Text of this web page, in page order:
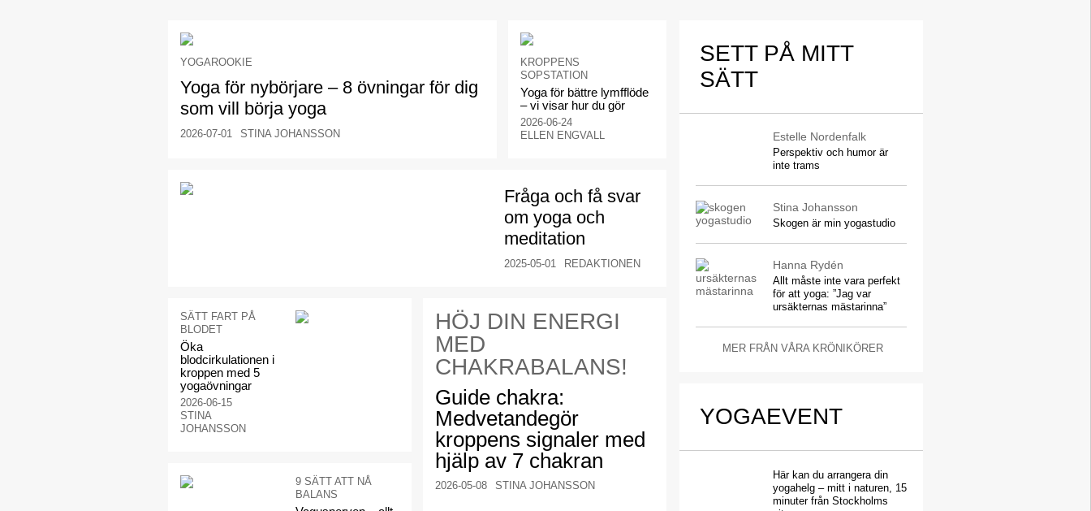
YOGAROOKIE
Yoga för nybörjare – 8 övningar för dig
som vill börja yoga
2026-07-01 STINA JOHANSSON
KROPPENS
SOPSTATION
Yoga för bättre lymfflöde
– vi visar hur du gör
2026-06-24
ELLEN ENGVALL
Fråga och få svar
om yoga och
meditation
2025-05-01 REDAKTIONEN
SÄTT FART PÅ
BLODET
Öka
blodcirkulationen i
kroppen med 5
yogaövningar
2026-06-15
STINA
JOHANSSON
9 SÄTT ATT NÅ
BALANS
HÖJ DIN ENERGI
MED
CHAKRABALANS!
Guide chakra:
Medvetandegör
kroppens signaler med
hjälp av 7 chakran
2026-05-08 STINA JOHANSSON
SETT PÅ MITT
SÄTT
Estelle Nordenfalk
Perspektiv och humor är
inte trams
Stina Johansson
Skogen är min yogastudio
Hanna Rydén
Allt måste inte vara perfekt
för att yoga: ”Jag var
ursäkternas mästarinna”
MER FRÅN VÅRA KRÖNIKÖRER
YOGAEVENT
Här kan du arrangera din
yogahelg – mitt i naturen, 15
minuter från Stockholms